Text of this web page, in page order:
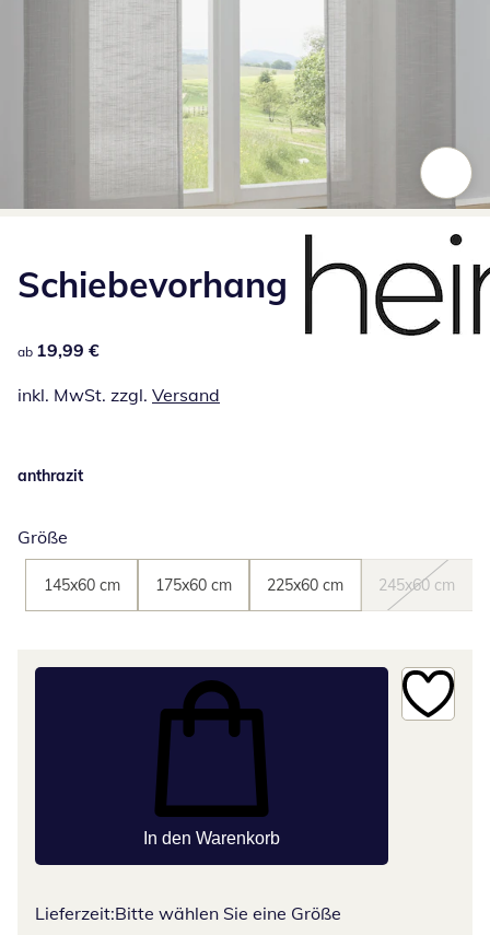
Schiebevorhang
19,99 €
ab 19,99 €
inkl. MwSt. zzgl. Versand
anthrazit
Größe
145x60 cm 175x60 cm 225x60 cm 245x60 cm
In den Warenkorb
Lieferzeit:Bitte wählen Sie eine Größe